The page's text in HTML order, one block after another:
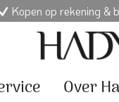
Kopen op rekening &
Over